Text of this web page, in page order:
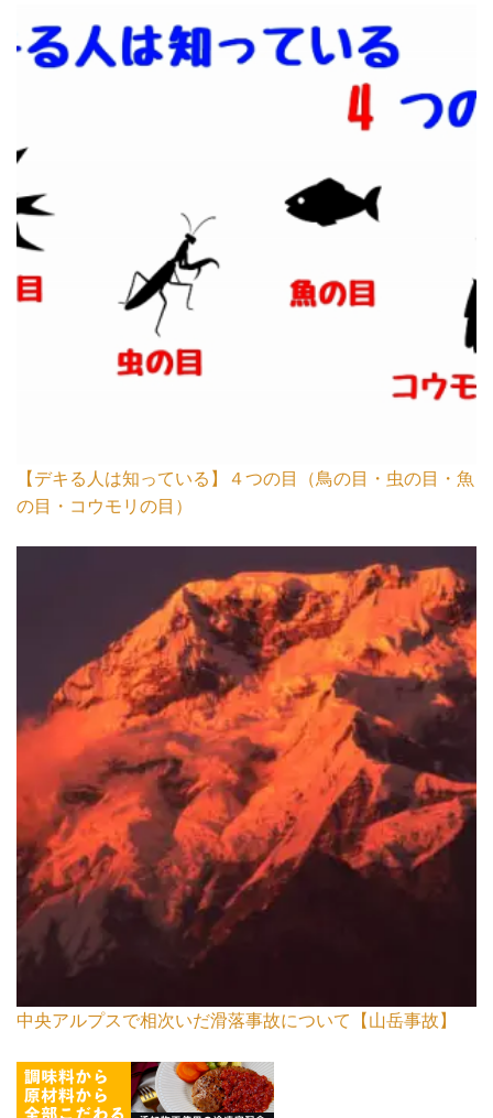
【デキる人は知っている】４つの目（鳥の目・虫の目・魚
の目・コウモリの目）
中央アルプスで相次いだ滑落事故について【山岳事故】